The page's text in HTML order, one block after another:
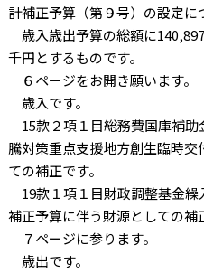
計補正予算（第９号）の設定に
歳入歳出予算の総額に140,897
千円とするものです。
６ページをお開き願います。
歳入です。
15款２項１目総務費国庫補助
騰対策重点支援地方創生臨時
ての補正です。
19款１項１目財政調整基金繰
補正予算に伴う財源としての補
７ページに参ります。
歳出です。